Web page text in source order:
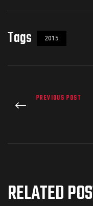
Tags 2015
PREVIOUS POST
RELATED